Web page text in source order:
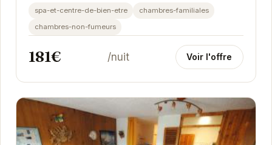
groupes d'amis.
spa-et-centre-de-bien-etre
chambres-familiales
chambres-non-fumeurs
181€ /nuit Voir l'offre